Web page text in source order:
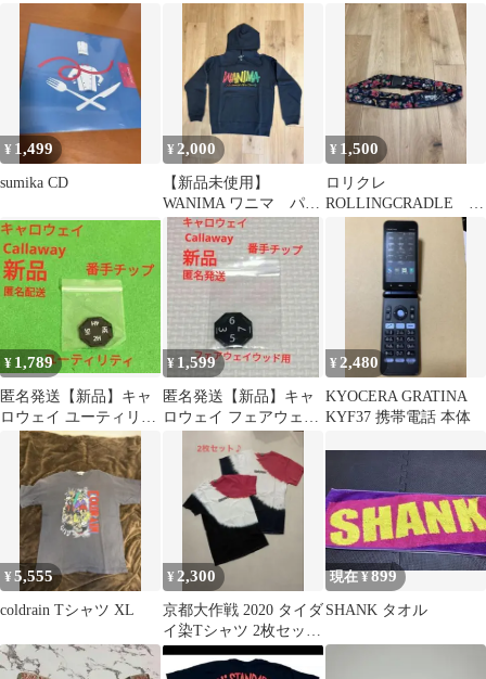
ROCK ポスター付き
¥ 1,499
sumika CD
¥ 2,000
【新品未使用】
WANIMA ワニマ パー
カー
¥ 1,500
ロリクレ
ROLLINGCRADLE ス
マホミニショルダーバ
¥ 1,789
匿名発送【新品】キャ
ロウェイ ユーティリテ
ィ用 ヘッドカバー
番手チップ
¥ 1,599
匿名発送【新品】キャ
ロウェイ フェアウェイ
ウッド用 番手チップ
FW 番手表示
¥ 2,480
KYOCERA GRATINA
KYF37 携帯電話 本体
¥5,555
coldrain Tシャツ XL
¥ 2,300
京都大作戦 2020 タイダ
イ染Tシャツ 2枚セッ
ト/親子で♪
現在 ¥899
SHANK タオル